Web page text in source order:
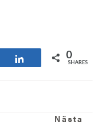
Share 0
SHARES
Nästa